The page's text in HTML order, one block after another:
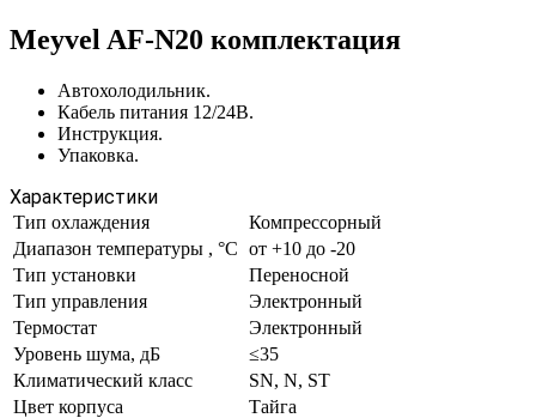
Meyvel AF-N20 комплектация
Автохолодильник.
Кабель питания 12/24В.
Инструкция.
Упаковка.
Характеристики
Тип охлаждения
Компрессорный
Диапазон температуры , °C от +10 до -20
Тип установки
Переносной
Тип управления
Электронный
Термостат
Электронный
Уровень шума, дБ
≤35
Климатический класс
SN, N, ST
Цвет корпуса
Тайга